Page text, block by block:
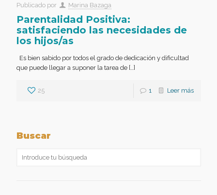
Publicado por Marina Bazaga
Parentalidad Positiva:
satisfaciendo las necesidades de
los hijos/as
Es bien sabido por todos el grado de dedicación y dificultad
que puede llegar a suponer la tarea de […]
25 1 Leer más
Buscar